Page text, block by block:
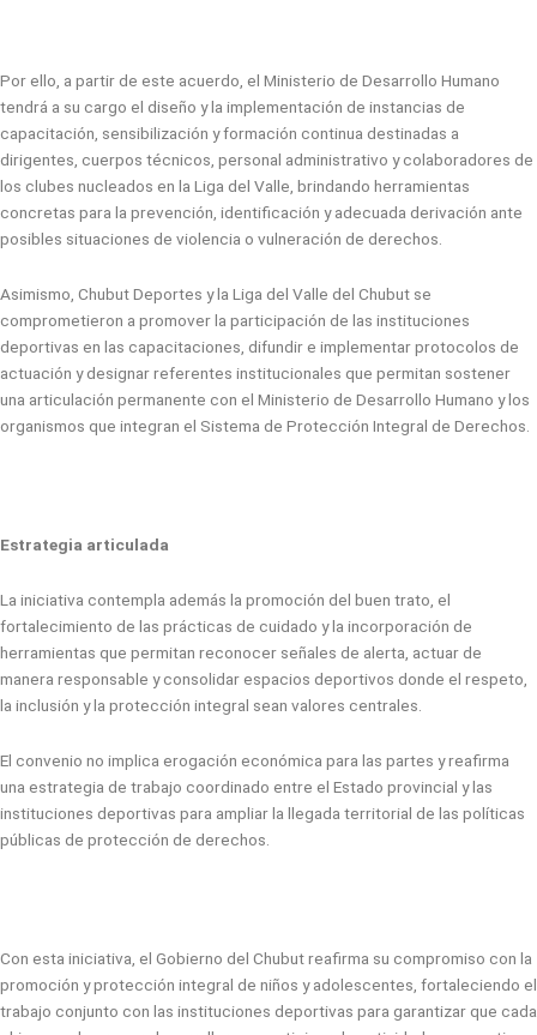
Por ello, a partir de este acuerdo, el Ministerio de Desarrollo Humano
tendrá a su cargo el diseño y la implementación de instancias de
capacitación, sensibilización y formación continua destinadas a
dirigentes, cuerpos técnicos, personal administrativo y colaboradores de
los clubes nucleados en la Liga del Valle, brindando herramientas
concretas para la prevención, identificación y adecuada derivación ante
posibles situaciones de violencia o vulneración de derechos.
Asimismo, Chubut Deportes y la Liga del Valle del Chubut se
comprometieron a promover la participación de las instituciones
deportivas en las capacitaciones, difundir e implementar protocolos de
actuación y designar referentes institucionales que permitan sostener
una articulación permanente con el Ministerio de Desarrollo Humano y los
organismos que integran el Sistema de Protección Integral de Derechos.
Estrategia articulada
La iniciativa contempla además la promoción del buen trato, el
fortalecimiento de las prácticas de cuidado y la incorporación de
herramientas que permitan reconocer señales de alerta, actuar de
manera responsable y consolidar espacios deportivos donde el respeto,
la inclusión y la protección integral sean valores centrales.
El convenio no implica erogación económica para las partes y reafirma
una estrategia de trabajo coordinado entre el Estado provincial y las
instituciones deportivas para ampliar la llegada territorial de las políticas
públicas de protección de derechos.
Con esta iniciativa, el Gobierno del Chubut reafirma su compromiso con la
promoción y protección integral de niños y adolescentes, fortaleciendo el
trabajo conjunto con las instituciones deportivas para garantizar que cada